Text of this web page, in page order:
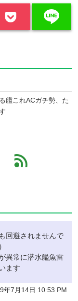
line
艦これACガチ勢、た
feed
回避されませんで
異常に潜水艦魚雷
ます
年7月14日 10:53 PM